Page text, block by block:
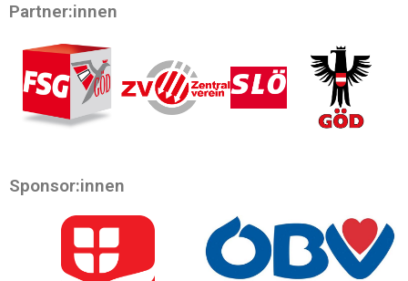
Sponsor:innen
Partner:innen